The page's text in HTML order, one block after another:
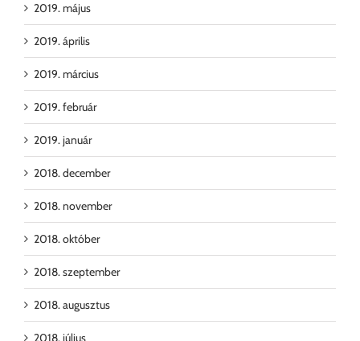
2019. május
2019. április
2019. március
2019. február
2019. január
2018. december
2018. november
2018. október
2018. szeptember
2018. augusztus
2018. július